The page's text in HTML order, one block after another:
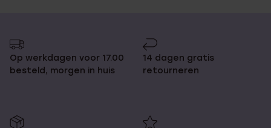
Op werkdagen voor 17.00
besteld, morgen in huis
14 dagen gratis
retourneren